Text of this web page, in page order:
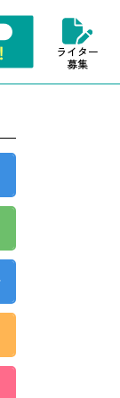
ライター
募集